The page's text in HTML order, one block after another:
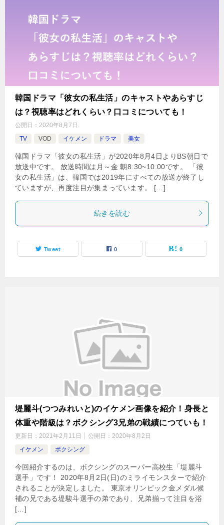
韓国ドラマ「彼女の私生活」のキャストやあらすじ
は？視聴率はどれくらい？口コミについても！
公開日： 2020年8月7日
TV
VOD イケメン ドラマ 美女
韓国ドラマ「彼女の私生活」が2020年8月4日よりBS朝日で
放送中です。 放送時間は月～金 朝8:30~10:00です。 「彼
女の私生活」は、韓国では2019年にすべての放送が終了し
ていますが、再度注目が集まっています。 […]
続きを読む
Tweet 0 0
堤麗斗(つつみれいと)のイケメン画像を紹介！身長と
体重や階級は？ボクシング3兄弟の戦績につていも！
更新日： 2021年2月11日 公開日： 2020年8月2日
イケメン
ボクシング
今回紹介するのは、ボクシングのスーパー高校生「堤麗斗
選手」です！ 2020年8月2日(日)のミライモンスターで紹介
されることが決定しました。 東京オリンピック金メダル候
補の兄である堤駿斗選手の弟であり、兄弟揃って注目を浴
[…]